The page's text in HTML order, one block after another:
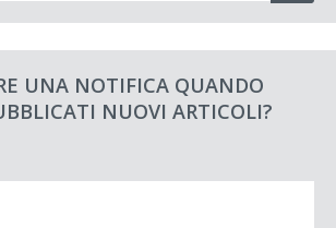
UNA NOTIFICA QUANDO
NUOVI ARTICOLI?